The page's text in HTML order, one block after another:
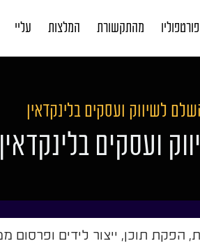
פורטפוליו מהתקשורת המלצות עליי
לשיווק ועסקים בלינקדאין
ועסקים בלינקדאין